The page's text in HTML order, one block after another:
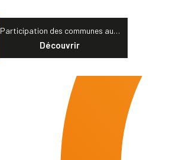
Participation des communes au…
Découvrir